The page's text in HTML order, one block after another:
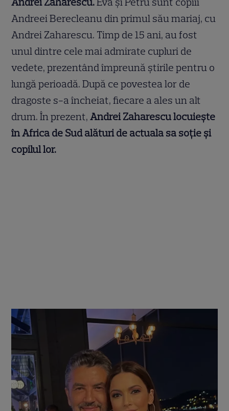
Andreei Berecleanu din primul său mariaj, cu
Andrei Zaharescu. Timp de 15 ani, au fost
unul dintre cele mai admirate cupluri de
vedete, prezentând împreună știrile pentru o
lungă perioadă. După ce povestea lor de
dragoste s-a încheiat, fiecare a ales un alt
drum. În prezent,Andrei Zaharescu locuiește
în Africa de Sud alături de actuala sa soție și
copilul lor.